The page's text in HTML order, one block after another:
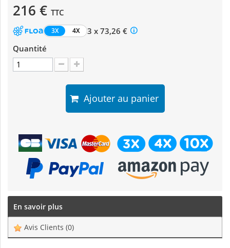
216 € TTC
3X 4X
3 x 73,26 €
Quantité
Ajouter au panier
En savoir plus
Avis Clients (0)